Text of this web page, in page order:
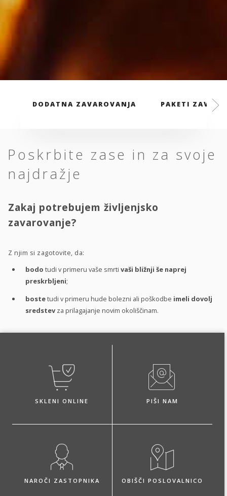
DODATNA ZAVAROVANJA PAKETI
Poskrbite zase in za svoje
najdražje
Zakaj potrebujem življenjsko
zavarovanje?
Z njim si zagotovite, da:
bodo tudi v primeru vaše smrti vaši bližnji še naprej
preskrbljeni;
bostetudi v primeru hude bolezni ali poškodbe imeli dovolj
sredstev za prilagajanje novim okoliščinam.
SKLENI ONLINE PIŠI NAM
NAROČI ZASTOPNIKA OBIŠČI POSLOVALNICO